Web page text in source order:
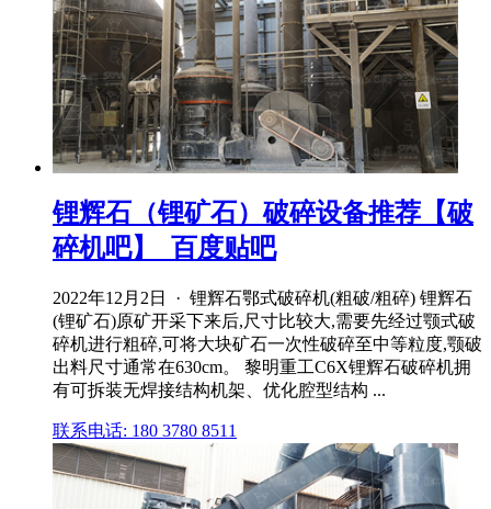
锂辉石（锂矿石）破碎设备推荐【破
碎机吧】_百度贴吧
2022年12月2日 · 锂辉石鄂式破碎机(粗破/粗碎) 锂辉石
(锂矿石)原矿开采下来后,尺寸比较大,需要先经过颚式破
碎机进行粗碎,可将大块矿石一次性破碎至中等粒度,颚破
出料尺寸通常在630cm。 黎明重工C6X锂辉石破碎机拥
有可拆装无焊接结构机架、优化腔型结构 ...
联系电话: 180 3780 8511